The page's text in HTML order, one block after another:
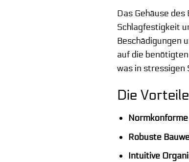
Das Gehäuse
Schlagfestigkeit
Beschädigungen
auf die
was in stressigen
Die
Robuste
Intuitive